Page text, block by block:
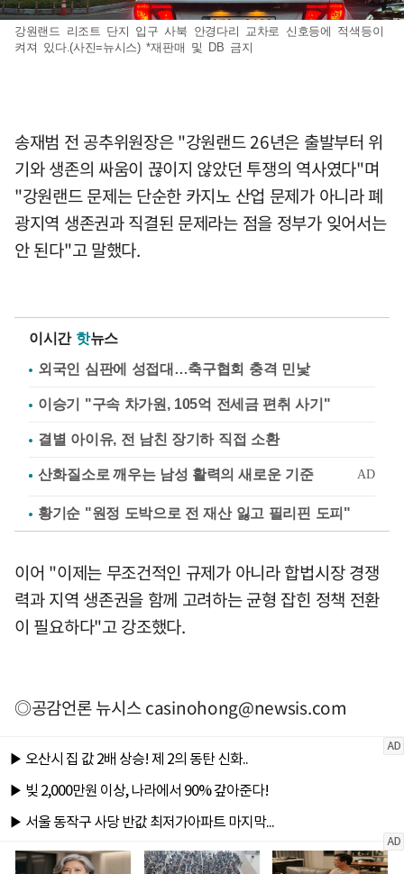
강원랜드 리조트 단지 입구 사북 안경다리 교차로 신호등에 적색등이
켜져 있다.(사진=뉴시스) *재판매 및 DB 금지
송재범 전 공추위원장은 "강원랜드 26년은 출발부터 위
기와 생존의 싸움이 끊이지 않았던 투쟁의 역사였다"며
"강원랜드 문제는 단순한 카지노 산업 문제가 아니라 폐
광지역 생존권과 직결된 문제라는 점을 정부가 잊어서는
안 된다"고 말했다.
이시간 핫뉴스
외국인 심판에 성접대…축구협회 충격 민낯
이승기 "구속 차가원, 105억 전세금 편취 사기"
결별 아이유, 전 남친 장기하 직접 소환
황기순 "원정 도박으로 전 재산 잃고 필리핀 도피"
이어 "이제는 무조건적인 규제가 아니라 합법시장 경쟁
력과 지역 생존권을 함께 고려하는 균형 잡힌 정책 전환
이 필요하다"고 강조했다.
◎공감언론 뉴시스casinohong@newsis.com